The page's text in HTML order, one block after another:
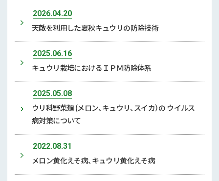
2026.04.20
天敵を利用した夏秋キュウリの防除技術
2025.06.16
キュウリ栽培におけるＩＰＭ防除体系
2025.05.08
ウリ科野菜類 (メロン、キュウリ、スイカ）の ウイルス
病対策について
2022.08.31
メロン黄化えそ病、キュウリ黄化えそ病